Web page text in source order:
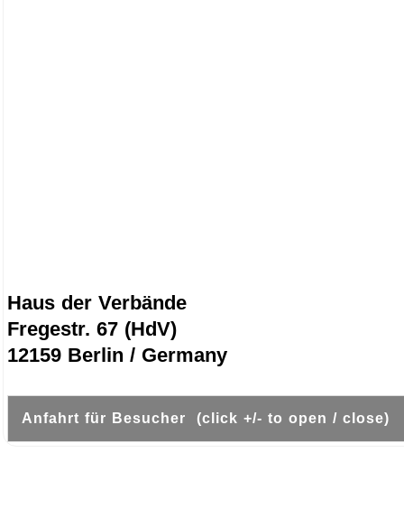
Haus der Verbände
Fregestr. 67 (HdV)
12159 Berlin / Germany
Anfahrt für Besucher (click +/- to open / close)